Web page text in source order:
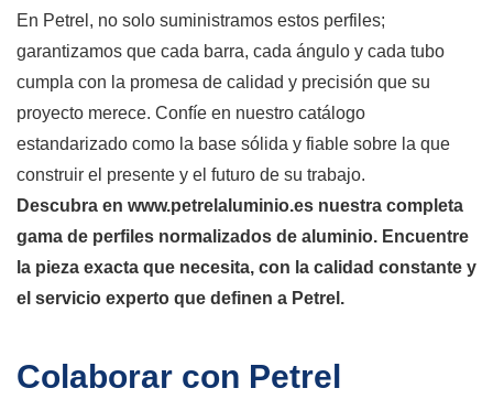
En Petrel, no solo suministramos estos perfiles;
garantizamos que cada barra, cada ángulo y cada tubo
cumpla con la promesa de calidad y precisión que su
proyecto merece. Confíe en nuestro catálogo
estandarizado como la base sólida y fiable sobre la que
construir el presente y el futuro de su trabajo.
Descubra en www.petrelaluminio.es nuestra completa
gama de perfiles normalizados de aluminio. Encuentre
la pieza exacta que necesita, con la calidad constante y
el servicio experto que definen a Petrel.
Colaborar con Petrel